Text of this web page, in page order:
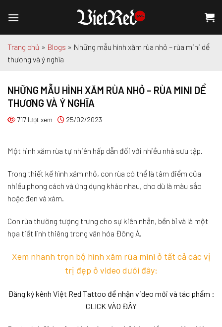
đến
dungTrang chủ » Blogs » Những mẫu hình xăm rùa nhỏ – rùa mini dể
thương và ý nghĩa
NHỮNG MẪU HÌNH XĂM RÙA NHỎ – RÙA MINI DỂ
THƯƠNG VÀ Ý NGHĨA
717 lượt xem 25/02/2023
Một hình xăm rùa tự nhiên hấp dẫn đối với nhiều nhà sưu tập.
Trong thiết kế hình xăm nhỏ, con rùa có thể là tâm điểm của
nhiều phong cách và ứng dụng khác nhau, cho dù là màu sắc
hoặc đen và xám.
Con rùa thường tượng trưng cho sự kiên nhẫn, bền bỉ và là một
họa tiết linh thiêng trong văn hóa Đông Á.
Xem nhanh trọn bộ hình xăm rùa mini ở tất cả các vị
trị đẹp ở video dưới đây:
Đăng ký kênh Việt Red Tattoo để nhận video mới và tác phẩm :
CLICK VÀO ĐÂY